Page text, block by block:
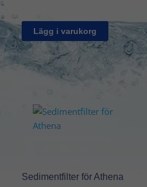
Lägg i varukorg
Sedimentfilter för Athena